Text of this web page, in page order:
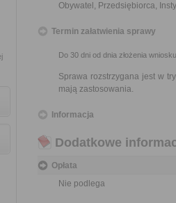
Obywatel, Przedsiębiorca,
Termin załatwienia sprawy
Do 30 dni od dnia złożenia
Sprawa rozstrzygana jest w
mają zastosowania.
Informacja
Dodatkowe
Opłata
Nie podlega